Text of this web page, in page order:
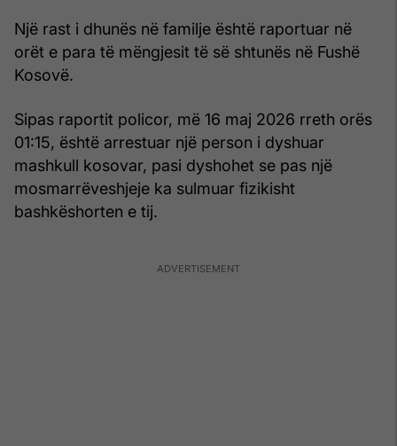
Një rast i dhunës në familje është raportuar në
orët e para të mëngjesit të së shtunës në Fushë
Kosovë.
Sipas raportit policor, më 16 maj 2026 rreth orës
01:15, është arrestuar një person i dyshuar
mashkull kosovar, pasi dyshohet se pas një
mosmarrëveshjeje ka sulmuar fizikisht
bashkëshorten e tij.